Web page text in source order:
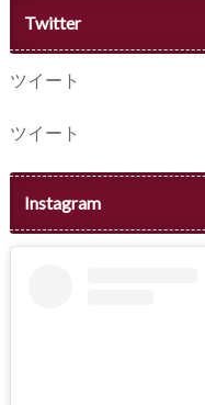
Twitter
ツイート
ツイート
Instagram